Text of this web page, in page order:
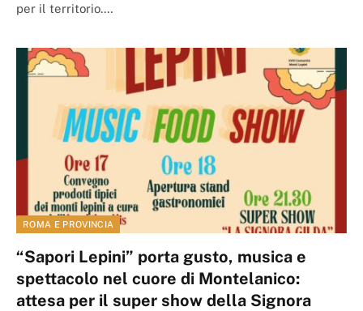
per il territorio.…
ROMA E PROVINCIA
“Sapori Lepini” porta gusto, musica e
spettacolo nel cuore di Montelanico:
attesa per il super show della Signora